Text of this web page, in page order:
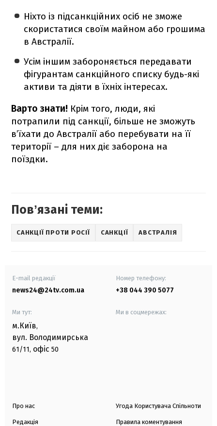
Ніхто із підсанкційних осіб не зможе
скористатися своїм майном або грошима
в Австралії.
Усім іншим забороняється передавати
фігурантам санкційного списку будь-які
активи та діяти в їхніх інтересах.
Варто знати! Крім того, люди, які
потрапили під санкції, більше не зможуть
в’їхати до Австралії або перебувати на її
території – для них діє заборона на
поїздки.
Повʼязані теми:
САНКЦІЇ ПРОТИ РОСІЇ САНКЦІЇ АВСТРАЛІЯ
E-mail редакції
news24@24tv.com.ua
Номер телефону:
+38 044 390 5077
Ми тут:
м.Київ,
вул. Володимирська
61/11, офіс 50
Ми в соцмережах:
Про нас
Редакція
Угода Користувача Спільноти
Правила коментування